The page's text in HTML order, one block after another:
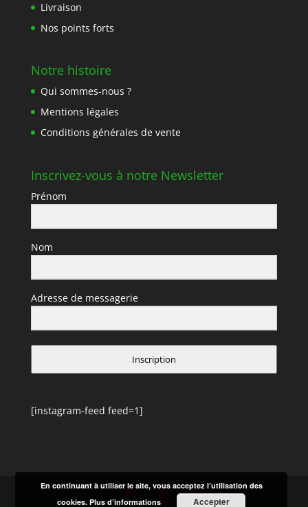
Livraison
Nos points forts
Notre histoire
Qui sommes-nous ?
Mentions légales
Conditions générales de vente
Inscrivez-vous à notre Newsletter
Prénom
Nom
Adresse de messagerie
Inscription
[instagram-feed feed=1]
En continuant à utiliser le site, vous acceptez l’utilisation des
cookies.Plus d’informations Accepter